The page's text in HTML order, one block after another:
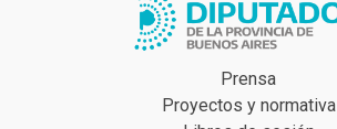
Prensa
Proyectos y normativa